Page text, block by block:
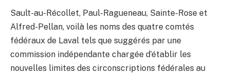
Sault-au-Récollet, Paul-Ragueneau, Sainte-Rose et
Alfred-Pellan, voilà les noms des quatre comtés
fédéraux de Laval tels que suggérés par une
commission indépendante chargée d’établir les
nouvelles limites des circonscriptions fédérales au